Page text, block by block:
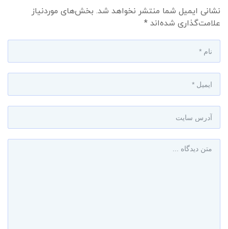
نشانی ایمیل شما منتشر نخواهد شد. بخش‌های موردنیاز
علامت‌گذاری شده‌اند *